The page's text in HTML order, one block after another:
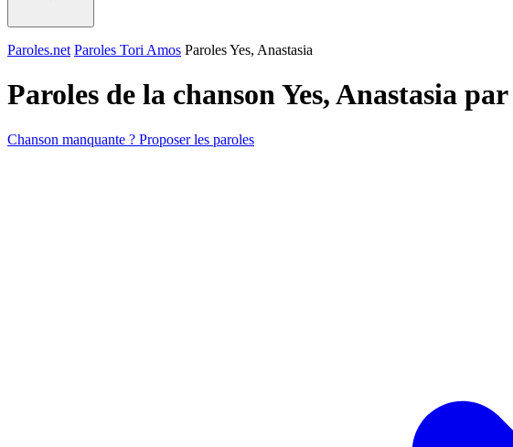
Paroles.net Paroles Tori Amos Paroles Yes, Anastasia
Paroles de la chanson Yes, Anastasia par
Chanson manquante ? Proposer les paroles